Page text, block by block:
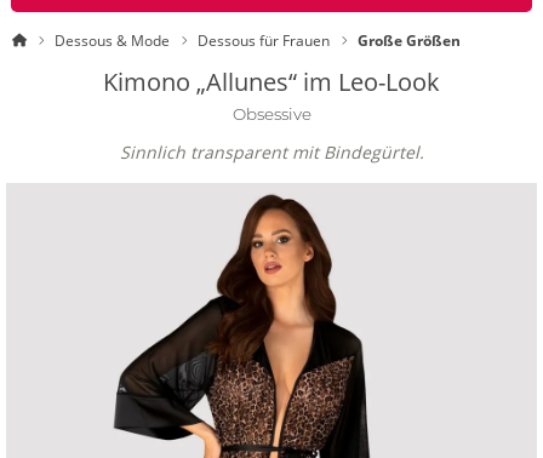
StartseiteDessous & Mode Dessous für Frauen Große Größen
Kimono „Allunes“ im Leo-Look
Obsessive
Sinnlich transparent mit Bindegürtel.